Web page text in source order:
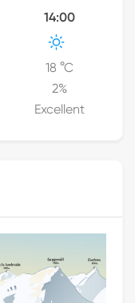
14:00
18 °C
2%
Excellent